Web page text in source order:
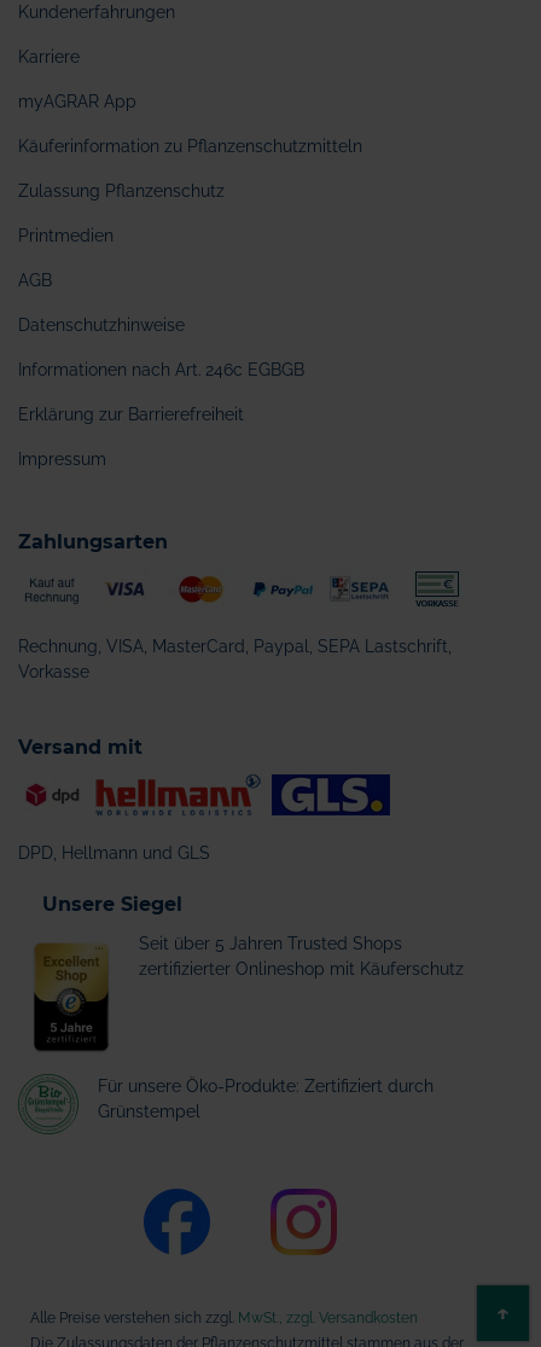
Kundenerfahrungen
Karriere
myAGRAR App
Käuferinformation zu Pflanzenschutzmitteln
Zulassung Pflanzenschutz
Printmedien
AGB
Datenschutzhinweise
Informationen nach Art. 246c EGBGB
Erklärung zur Barrierefreiheit
Impressum
Zahlungsarten
Rechnung, VISA, MasterCard, Paypal, SEPA Lastschrift,
Vorkasse
Versand mit
DPD, Hellmann und GLS
Unsere Siegel
Seit über 5 Jahren Trusted Shops
zertifizierter Onlineshop mit Käuferschutz
Für unsere Öko-Produkte: Zertifiziert durch
Grünstempel
Alle Preise verstehen sich zzgl. MwSt., zzgl. Versandkosten
Die Zulassungsdaten der Pflanzenschutzmittel stammen aus der
↑